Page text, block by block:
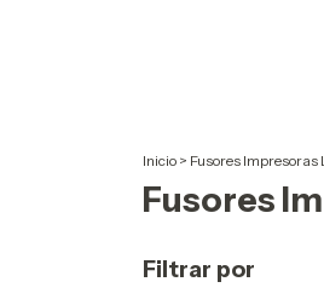
Inicio > Fusores Impresoras
Fusores
Filtrar por